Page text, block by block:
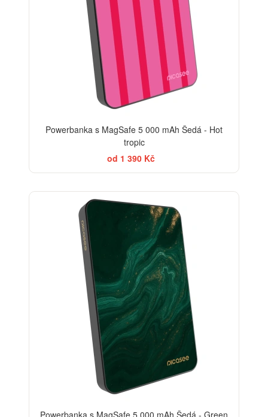
Powerbanka s MagSafe 5 000 mAh Šedá - Hot
tropic
od 1 390 Kč
Powerbanka s MagSafe 5 000 mAh Šedá - Green